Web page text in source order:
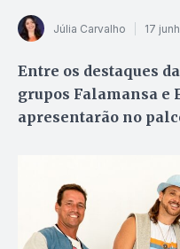
Júlia Carvalho 17
Entre os destaques
grupos Falamansa e
apresentarão no